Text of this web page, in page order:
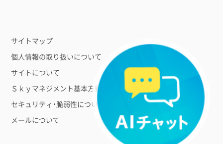
サイトマップ
個人情報の取り扱いについて
サイトについて
Ｓｋｙマネジメント基本方針
セキュリティ・脆弱性について
メールについて